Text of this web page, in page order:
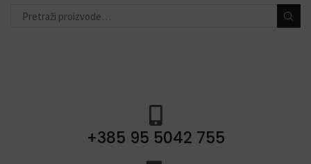
DODACI ZA PROSLAVE
+385 95 5042 755